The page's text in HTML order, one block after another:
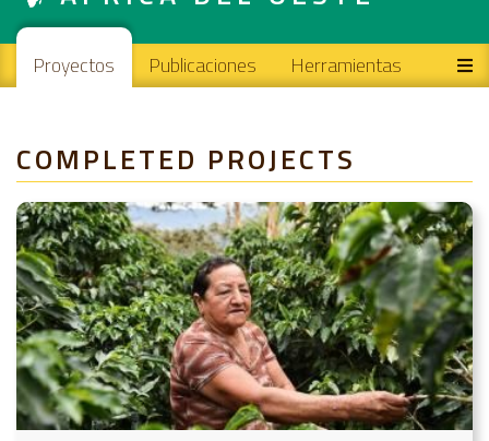
Main navigation
Proyectos Publicaciones Herramientas
COMPLETED PROJECTS